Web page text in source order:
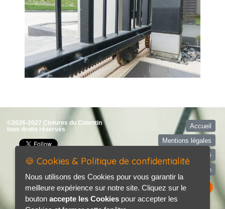
©2026-2027 Clotures du Cotentin
tous droits réservés
Accueil
Mentions légales
Politique de confidentialité
Contact / Plan
🍪 Cookies & Politique de confidentialité
Nous utilisons des Cookies pour vous garantir la
meilleure expérience sur notre site. Cliquez sur le
bouton accepte les Cookies pour accepter les